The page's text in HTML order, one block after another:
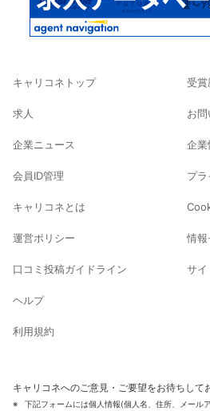
キャリコネトップ
求人
企業ニュース
会員ID管理
キャリコネとは
運営ポリシー
口コミ投稿ガイドライン
ヘルプ
利用規約
受賞
お
企業
プ
情報
サイ
キャリコネへのご意見・ご要望をお待ちして
下記フォームには個人情報(個人名、住所、メール